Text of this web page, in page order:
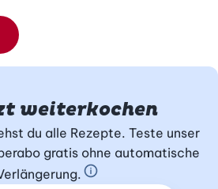
weiterkochen
du alle Rezepte. Teste unser
gratis ohne automatische
Schnupperabo Info